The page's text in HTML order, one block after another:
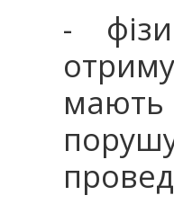
-
мають